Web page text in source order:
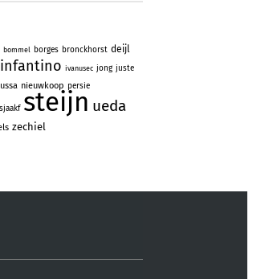
bommel borges bronckhorst deijl
infantino ivanusec jong juste
nieuwkoop persie
sjaakf steijn ueda
zechiel